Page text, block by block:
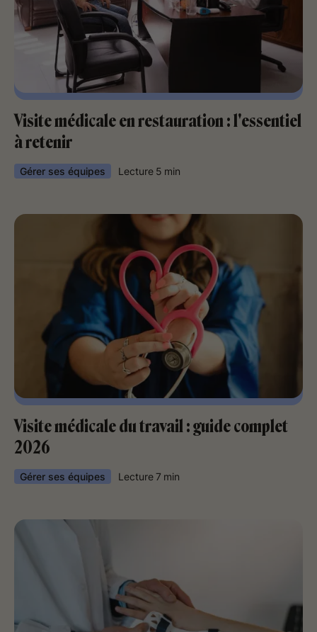
Visite médicale en restauration : l'essentiel
à retenir
Gérer ses équipes Lecture 5 min
Visite médicale du travail : guide complet
2026
Gérer ses équipes Lecture7 min